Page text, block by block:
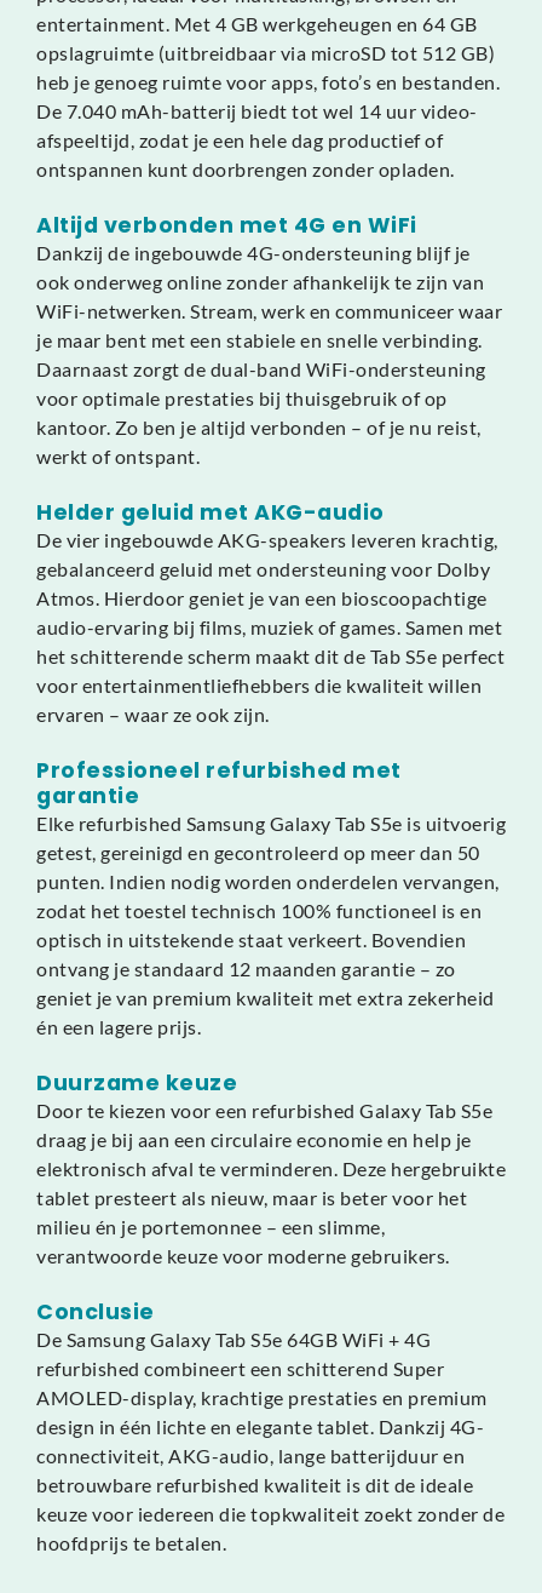
entertainment. Met 4 GB werkgeheugen en 64 GB
opslagruimte (uitbreidbaar via microSD tot 512 GB)
heb je genoeg ruimte voor apps, foto’s en bestanden.
De 7.040 mAh-batterij biedt tot wel 14 uur video-
afspeeltijd, zodat je een hele dag productief of
ontspannen kunt doorbrengen zonder opladen.
Altijd verbonden met 4G en WiFi
Dankzij de ingebouwde 4G-ondersteuning blijf je
ook onderweg online zonder afhankelijk te zijn van
WiFi-netwerken. Stream, werk en communiceer waar
je maar bent met een stabiele en snelle verbinding.
Daarnaast zorgt de dual-band WiFi-ondersteuning
voor optimale prestaties bij thuisgebruik of op
kantoor. Zo ben je altijd verbonden – of je nu reist,
werkt of ontspant.
Helder geluid met AKG-audio
De vier ingebouwde AKG-speakers leveren krachtig,
gebalanceerd geluid met ondersteuning voor Dolby
Atmos. Hierdoor geniet je van een bioscoopachtige
audio-ervaring bij films, muziek of games. Samen met
het schitterende scherm maakt dit de Tab S5e perfect
voor entertainmentliefhebbers die kwaliteit willen
ervaren – waar ze ook zijn.
Professioneel refurbished met
garantie
Elke refurbished Samsung Galaxy Tab S5e is uitvoerig
getest, gereinigd en gecontroleerd op meer dan 50
punten. Indien nodig worden onderdelen vervangen,
zodat het toestel technisch 100% functioneel is en
optisch in uitstekende staat verkeert. Bovendien
ontvang je standaard 12 maanden garantie – zo
geniet je van premium kwaliteit met extra zekerheid
én een lagere prijs.
Duurzame keuze
Door te kiezen voor een refurbished Galaxy Tab S5e
draag je bij aan een circulaire economie en help je
elektronisch afval te verminderen. Deze hergebruikte
tablet presteert als nieuw, maar is beter voor het
milieu én je portemonnee – een slimme,
verantwoorde keuze voor moderne gebruikers.
Conclusie
De Samsung Galaxy Tab S5e 64GB WiFi + 4G
refurbished combineert een schitterend Super
AMOLED-display, krachtige prestaties en premium
design in één lichte en elegante tablet. Dankzij 4G-
connectiviteit, AKG-audio, lange batterijduur en
betrouwbare refurbished kwaliteit is dit de ideale
keuze voor iedereen die topkwaliteit zoekt zonder de
hoofdprijs te betalen.